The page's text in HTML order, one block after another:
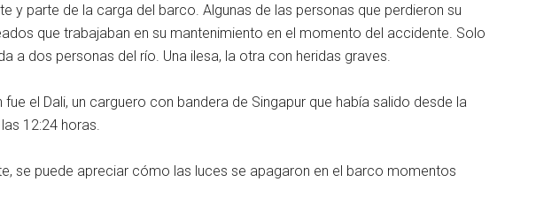
y parte de la carga del barco. Algunas de las personas que perdieron su
que trabajaban en su mantenimiento en el momento del accidente. Solo
a dos personas del río. Una ilesa, la otra con heridas graves.
el Dali, un carguero con bandera de Singapur que había salido desde la
12:24 horas.
se puede apreciar cómo las luces se apagaron en el barco momentos